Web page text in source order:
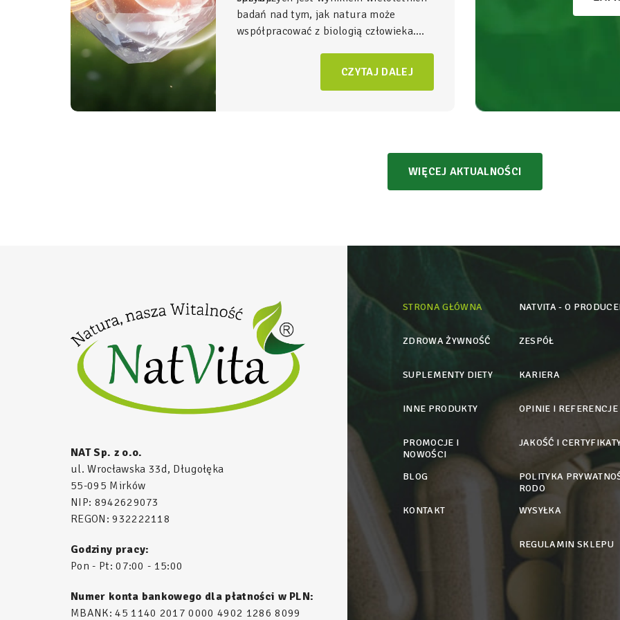
badań nad tym, jak natura może
współpracować z biologią człowieka.
duet, który w NatVita traktujemy jako
CZYTAJ DALEJ
WIĘCEJ AKTUALNOŚCI
NAT Sp. z o.o.
ul. Wrocławska 33d, Długołęka
55-095 Mirków
NIP: 8942629073
REGON: 932222118
Godziny pracy:
Pon - Pt: 07:00 - 15:00
Numer konta bankowego dla płatności w PLN:
MBANK: 45 1140 2017 0000 4902 1286 8099
STRONA GŁÓWNA
ZDROWA ŻYWNOŚĆ
SUPLEMENTY DIETY
INNE PRODUKTY
PROMOCJE I
NOWOŚCI
BLOG
KONTAKT
NATVITA - O
ZESPÓŁ
KARIERA
OPINIE I REFERENCJE
JAKOŚĆ I
POLITYKA
RODO
WYSYŁKA
REGULAMIN SKLEPU